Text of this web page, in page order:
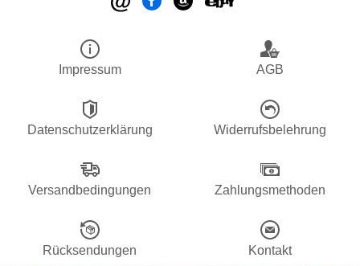
Impressum AGB
Datenschutzerklärung Widerrufsbelehrung
Versandbedingungen Zahlungsmethoden
Rücksendungen Kontakt